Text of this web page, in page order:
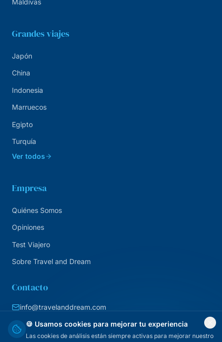
🍪 Usamos cookies para mejorar tu experiencia
Las cookies de análisis están siempre activas para mejorar nuestro
Maldivas
Grandes viajes
Japón
China
Indonesia
Marruecos
Egipto
Turquía
Ver todos
Empresa
Quiénes Somos
Opiniones
Test Viajero
Sobre Travel and Dream
Contacto
info@travelanddream.com
+34 684 226 007
Agencia online · España